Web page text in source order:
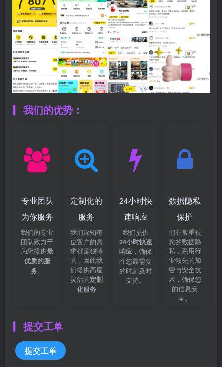
我们的优势 ：
专业团队
为你服务
我们的专业
团队致力于
为您提供最
优质的服
务。
定制化的
服务
我们深知每
位客户的需
求都是独特
的，因此我
们提供高度
灵活的定制
化服务
24小时快
速响应
我们提供
24小时快速
响应 ，确保
在您最需要
的时刻及时
支持。
数据隐私
保护
们非常重视
您的数据隐
私，采用行
业领先的加
密与安全技
术，确保您
的信息安
全。
提交工单
提交工单